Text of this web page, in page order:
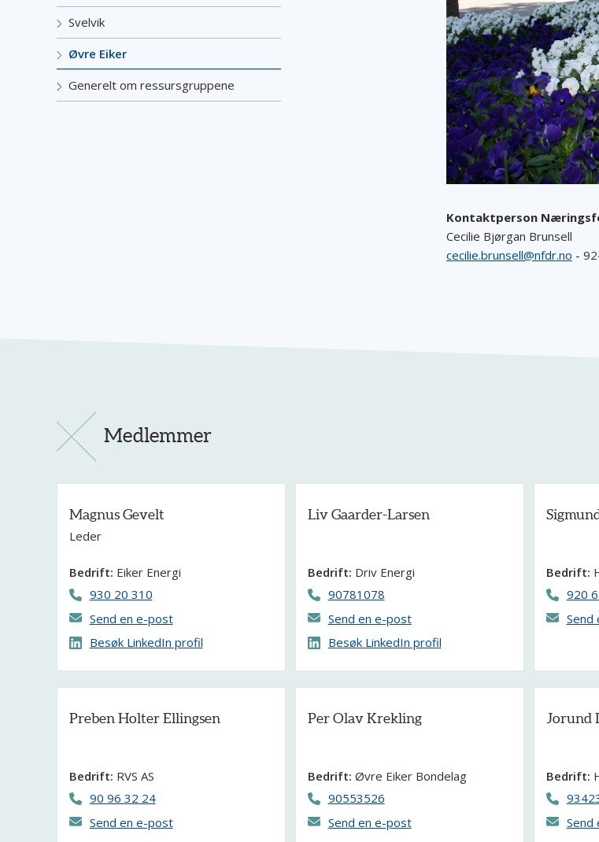
Svelvik
Øvre Eiker
Generelt om ressursgruppene
Kontaktperson
Cecilie Bjørgan Brunsell
cecilie.brunsell@nfdr.no -
Medlemmer
Magnus Gevelt
Leder
Bedrift: Eiker Energi
930 20 310
Send en e-post
Besøk LinkedIn profil
Liv Gaarder-Larsen
Bedrift: Driv Energi
90781078
Send en e-post
Besøk LinkedIn profil
Bedrift:
920
Send
Preben Holter Ellingsen
Bedrift: RVS AS
90 96 32 24
Send en e-post
Per Olav Krekling
Bedrift: Øvre Eiker Bondelag
90553526
Send en e-post
Jorund
Bedrift:
Send